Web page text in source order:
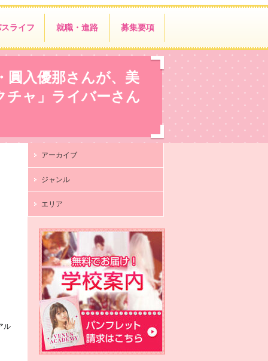
ライフ 就職・進路 募集要項
圓入優那さんが、美
ャ」ライバーさん
ル
アーカイブ
ジャンル
エリア